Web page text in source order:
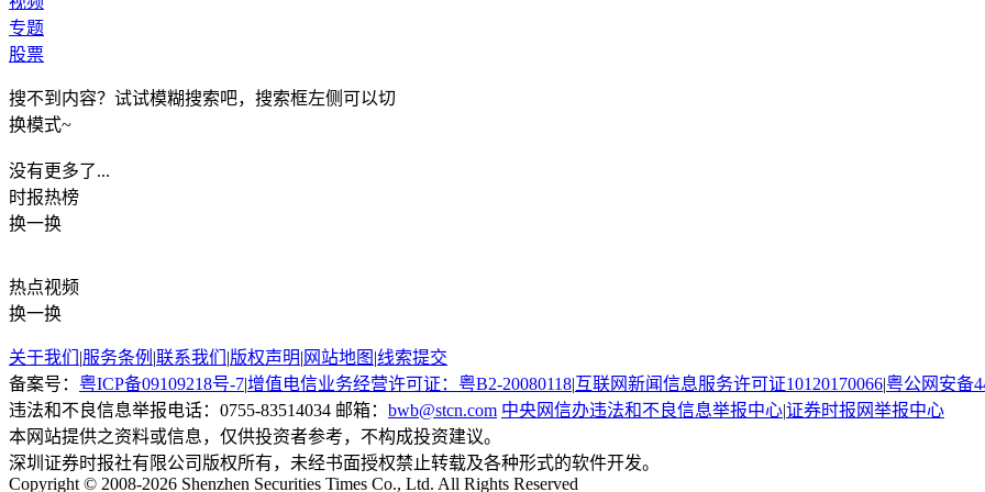
专题
股票
搜不到内容？试试模糊搜索吧，搜索框左侧可以切
换模式~
没有更多了...
时报热榜
换一换
热点视频
换一换
关于我们 |服务条例 |联系我们 |版权声明| 网站地图 |线索提交
备案号： 粤ICP备09109218号-7|增值电信业务经营许可证：粤B2-20080118|互联网新闻信息服务许可证10120170066|粤公网安备
违法和不良信息举报电话：0755-83514034 邮箱： bwb@stcn.com 中央网信办违法和不良信息举报中心|证券时报网举报中心
本网站提供之资料或信息，仅供投资者参考，不构成投资建议。
深圳证券时报社有限公司版权所有，未经书面授权禁止转载及各种形式的软件开发。
Copyright © 2008-2026 Shenzhen Securities Times Co., Ltd. All Rights Reserved